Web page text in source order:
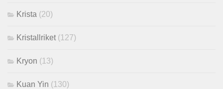
Krista (20)
Kristallriket (127)
Kryon (13)
Kuan Yin (130)